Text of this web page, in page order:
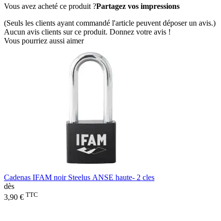
Vous avez acheté ce produit ?Partagez vos impressions
(Seuls les clients ayant commandé l'article peuvent déposer un avis.)
Aucun avis clients sur ce produit. Donnez votre avis !
Vous pourriez aussi aimer
Cadenas IFAM noir Steelus ANSE haute- 2 cles
dès
3,90 € TTC